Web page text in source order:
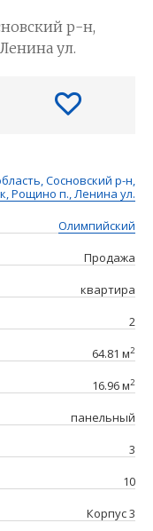
р-н,
ул.
Сосновский р-н,
Рощино п., Ленина ул.
Олимпийский
Продажа
квартира
2
64.81 м2
16.96 м2
панельный
3
10
Корпус 3